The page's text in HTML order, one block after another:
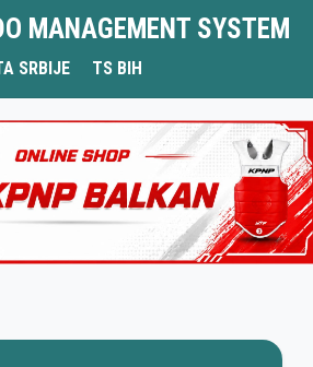
MANAGEMENT SYSTEM
SRBIJE TS BIH